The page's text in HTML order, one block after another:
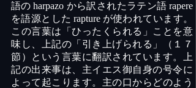
語の harpazo から訳されたラテン語 rapere
を語源とした rapture が使われています。
この言葉は「ひったくられる 」ことを意
味し、上記の「引き上げられる」
（１７
節）
という言葉に翻訳されています。上
記の出来事は、主イエス御自身の号令に
よって起こります。主の口からどのよう